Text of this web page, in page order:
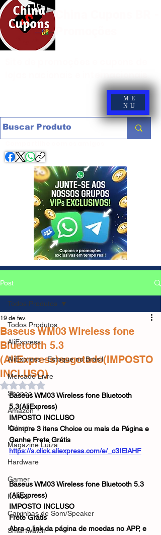
ME
NU
Post
Todos Produtos
AliExpress
AliExpress - Estoque no Brasil
Mercado Livre
Shopee
Amazon
Kabum
Magazine Luiza
Hardware
Gamer
Fones
Caixinhas de Som/Speaker
Smartwatch
Todos Produtos
Baseus WM03 Wireless fone
Bluetooth 5.3
(AliExpress)esgotado(IMPOSTO
INCLUSO)
19 de fev.
Avaliado com NaN de 5 estrelas.
Baseus WM03 Wireless fone Bluetooth
5.3(AliExpress)
IMPOSTO INCLUSO
Compre 3 itens Choice ou mais da Página e
Ganhe Frete Grátis
https://s.click.aliexpress.com/e/_c3IElAHF
Baseus WM03 Wireless fone Bluetooth 5.3
(AliExpress)
IMPOSTO INCLUSO
Frete Grátis
Abra o link da página de moedas no APP, e